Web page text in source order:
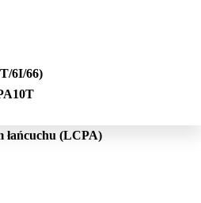
6I/66)
łańcuchu (LCPA)